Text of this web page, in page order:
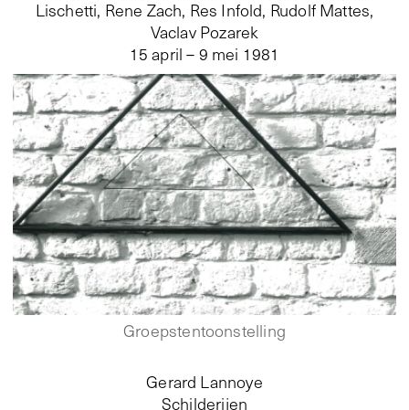
Lischetti, Rene Zach, Res Infold, Rudolf Mattes,
Vaclav Pozarek
15 april – 9 mei 1981
Groepstentoonstelling
Schilderijen
Gerard Lannoye